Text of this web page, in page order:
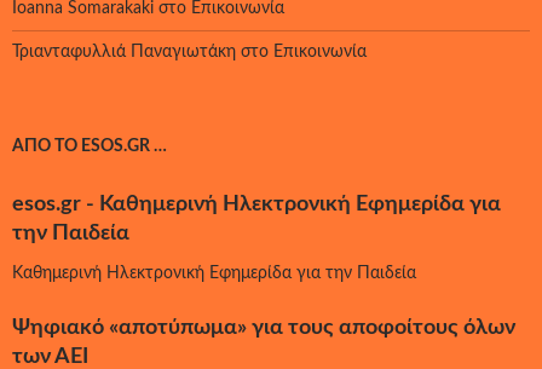
Ioanna Somarakaki στο Επικοινωνία
Τριανταφυλλιά Παναγιωτάκη στο Επικοινωνία
ΑΠΌ ΤΟ ESOS.GR …
esos.gr - Καθημερινή Ηλεκτρονική Εφημερίδα για
την Παιδεία
Καθημερινή Ηλεκτρονική Εφημερίδα για την Παιδεία
Ψηφιακό «αποτύπωμα» για τους αποφοίτους όλων
των ΑΕΙ